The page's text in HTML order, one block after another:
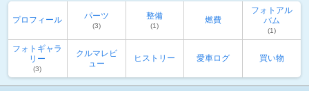
プロフィール パーツ
(3)
整備
(1)
燃費
フォトアル
バム
(1)
フォトギャラ
リー
(3)
クルマレビ
ュー
ヒストリー 愛車ログ 買い物